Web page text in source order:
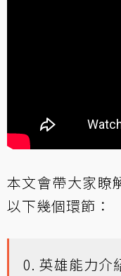
本文會帶大家瞭
以下幾個環節：
0. 英雄能力介